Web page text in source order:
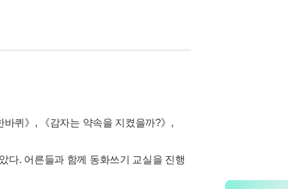
퀴》, 《감자는 약속을 지켰을까?》,
다. 어른들과 함께 동화쓰기 교실을 진행